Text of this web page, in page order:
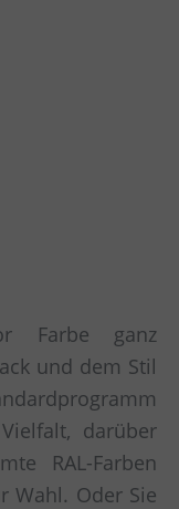
Farbe ganz
und dem Stil
darüber
RAL-Farben
Wahl. Oder Sie